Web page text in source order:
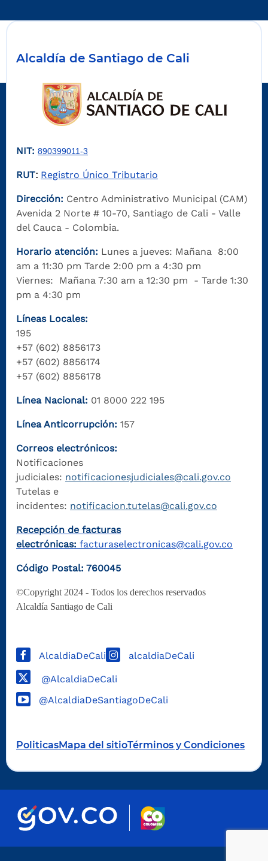
Alcaldía de Santiago de Cali
NIT: 890399011-3
RUT: Registro Único Tributario
Dirección: Centro Administrativo Municipal (CAM)
Avenida 2 Norte # 10-70, Santiago de Cali - Valle
del Cauca - Colombia.
Horario atención: Lunes a jueves: Mañana 8:00
am a 11:30 pm Tarde 2:00 pm a 4:30 pm
Viernes: Mañana 7:30 am a 12:30 pm - Tarde 1:30
pm a 4:30 pm
Líneas Locales:
195
+57 (602) 8856173
+57 (602) 8856174
+57 (602) 8856178
Línea Nacional: 01 8000 222 195
Línea Anticorrupción: 157
Correos electrónicos:
Notificaciones
judiciales: notificacionesjudiciales@cali.gov.co
Tutelas e
incidentes: notificacion.tutelas@cali.gov.co
Recepción de facturas
electrónicas: facturaselectronicas@cali.gov.co
Código Postal: 760045
©Copyright 2024 - Todos los derechos reservados
Alcaldía Santiago de Cali
AlcaldiaDeCali alcaldiaDeCali
@AlcaldiaDeCali
@AlcaldiaDeSantiagoDeCali
PoliticasMapa del sitioTérminos y Condiciones